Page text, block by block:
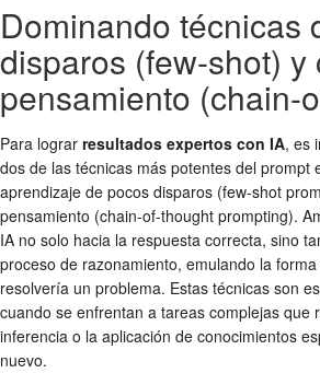
Dominando técnicas
disparos (few-shot) y
pensamiento (chain-
Para lograr resultados expertos con IA, es
dos de las técnicas más potentes del prompt
aprendizaje de pocos disparos (few-shot
pensamiento (chain-of-thought prompting).
IA no solo hacia la respuesta correcta, sino
proceso de razonamiento, emulando la
resolvería un problema. Estas técnicas son
cuando se enfrentan a tareas complejas que
inferencia o la aplicación de conocimientos
nuevo.